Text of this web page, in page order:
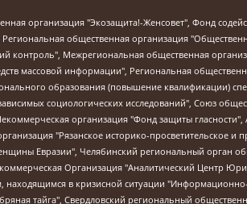
защите здоровья и социальной справедливости имени Андрея Рылькова, Автономная Некоммерческая Организация "Аналитический Центр Юрия Левады", Автономная некоммерческая организация социальной поддержки населения "Проект Апрель", Региональная общественная организация помощи женщинам и детям, находящимся в кризисной ситуации "Информационно-методический центр "Анна", Фонд содействия развитию массовых коммуникаций и правовому просвещению "Так-так-Так", Фонд содействия устойчивому развитию "Серебряная тайга", Свердловский региональный общественный фонд социальных проектов "Новое время", "Idel.Реалии", Кавказ.Реалии, Крым.Реалии, Телеканал Настоящее Время, Татаро-башкирская служба Радио Свобода (Azatliq Radiosi), Радио Свободная Европа/Радио Свобода (PCE/PC), "Сибирь.Реалии", "Фактограф", Благотворительный фонд помощи осужденным и их семьям, Автономная некоммерческая организация "Институт глобализации и социальных движений", Фонд "В защиту прав заключенных", Частное учреждение "Центр поддержки и содействия развитию средств массовой информации", Пензенский региональный общественный благотворительный фонд "Гражданский союз", "Север.Реалии", Некоммерческая организация Фонд "Правовая инициатива", Общество с ограниченной ответственностью "Радио Свободная Европа/Радио Свобода", Чешское информационное агентство "MEDIUM-ORIENT", Красноярская региональная общественная организация "Мы против СПИДа", Камалягин Денис Николаевич, Маркелов Сергей Евгеньевич, Пономарев Лев Александрович, Савицкая Людмила Алексеевна, Автономная некоммерческая организация "Центр по работе с проблемой насилия "НАСИЛИЮ.НЕТ", Межрегиональный профессиональный союз работников здравоохранения "Альянс врачей", Юридическое лицо, зарегистрированное в Латвийской Республике, SIA "Medusa Project" (регистрационный номер 40103797863, дата регистрации 10.06.2014), Некоммерческая организация "Фонд по борьбе с коррупцией", Автономная некоммерческая организация "Институт права и публичной политики", Баданин Роман Сергеевич, Гликин Максим Александрович, Железнова Мария Михайловна, Лукьянова Юлия Сергеевна, Маетная Елизавета Витальевна, Маняхин Петр Борисович, Чуракова Ольга Владимировна, Ярош Юлия Петровна, Юридическое лицо "The Insider SIA", зарегистрированное в Риге, Латвийская